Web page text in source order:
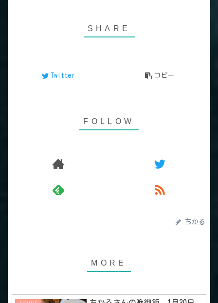
Twitter コピー
ちかる